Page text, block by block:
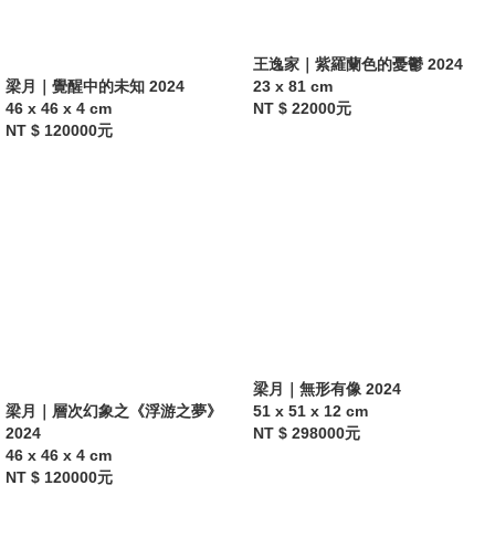
王逸家｜紫羅蘭色的憂鬱 2024
23 x 81 cm
NT $ 22000元
梁月｜覺醒中的未知 2024
46 x 46 x 4 cm
NT $ 120000元
梁月｜無形有像 2024
51 x 51 x 12 cm
NT $ 298000元
梁月｜層次幻象之《浮游之夢》
2024
46 x 46 x 4 cm
NT $ 120000元